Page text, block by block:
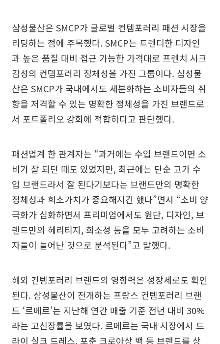
삼성물산은 SMCP가 글로벌 컨템포러리 패션 시장을
리딩하는 점에 주목했다. SMCP는 트렌디한 디자인
과 높은 품질 대비 접근 가능한 가격대로 프렌치 시크
감성의 컨템포러리 정체성을 가진 그룹이다. 삼성물
산은 SMCP가 국내에서도 세분화하는 소비자들의 취
향을 저격할 수 있는 명확한 정체성을 가진 브랜드로
서 포트폴리오 강화에 적합하다고 판단했다.
패션업계 한 관계자는 “과거에는 수입 브랜드이면 소
비가 잘 되던 때도 있었지만, 최근에는 단순 고가 수
입 브랜드라서 잘 된다기보다는 브랜드만의 명확한
정체성과 희소가치가 중요해지긴 했다”면서 “소비 양
극화가 심화하면서 프리미엄에서도 원단, 디자인, 브
랜드만의 헤리티지, 희소성 등을 모두 고려하는 소비
자들이 늘어난 것으로 분석된다”고 말했다.
해외 컨템포러리 브랜드의 영향력은 성장세로도 확인
된다. 삼성물산이 전개하는 프랑스 컨템포러리 브랜
드 ‘르메르’는 지난해 연간 매출 기준 전년 대비 30%
라는 고신장률을 보였다. 르메르는 국내 시장에서 드
라이 실크 드레스, 포춘 크로아상 백 등 브랜드를 상